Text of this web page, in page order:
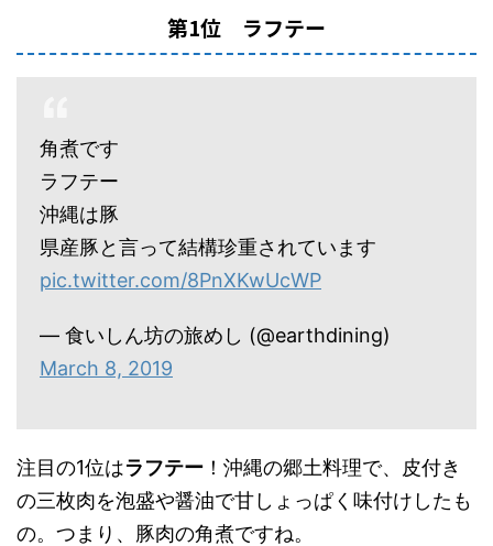
第1位 ラフテー
角煮です
ラフテー
沖縄は豚
県産豚と言って結構珍重されています
pic.twitter.com/8PnXKwUcWP
— 食いしん坊の旅めし (@earthdining)
March 8, 2019
注目の1位はラフテー ！沖縄の郷土料理で、皮付き
の三枚肉を泡盛や醤油で甘しょっぱく味付けしたも
の。つまり、豚肉の角煮ですね。